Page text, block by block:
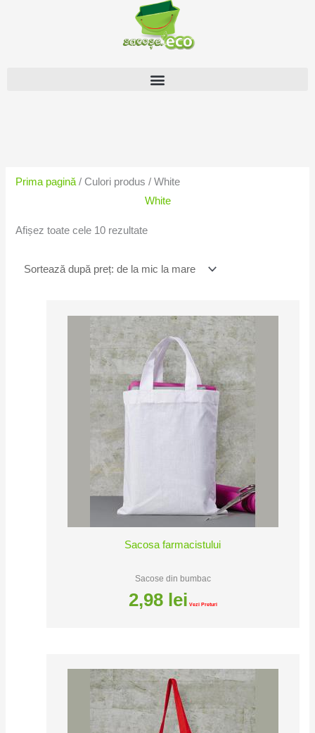
Prima pagină/ Culori produs / White
White
Afișez toate cele 10 rezultatemic
mare
Sacosa farmacistului
Sacose din bumbac
2,98 lei Vezi Preturi